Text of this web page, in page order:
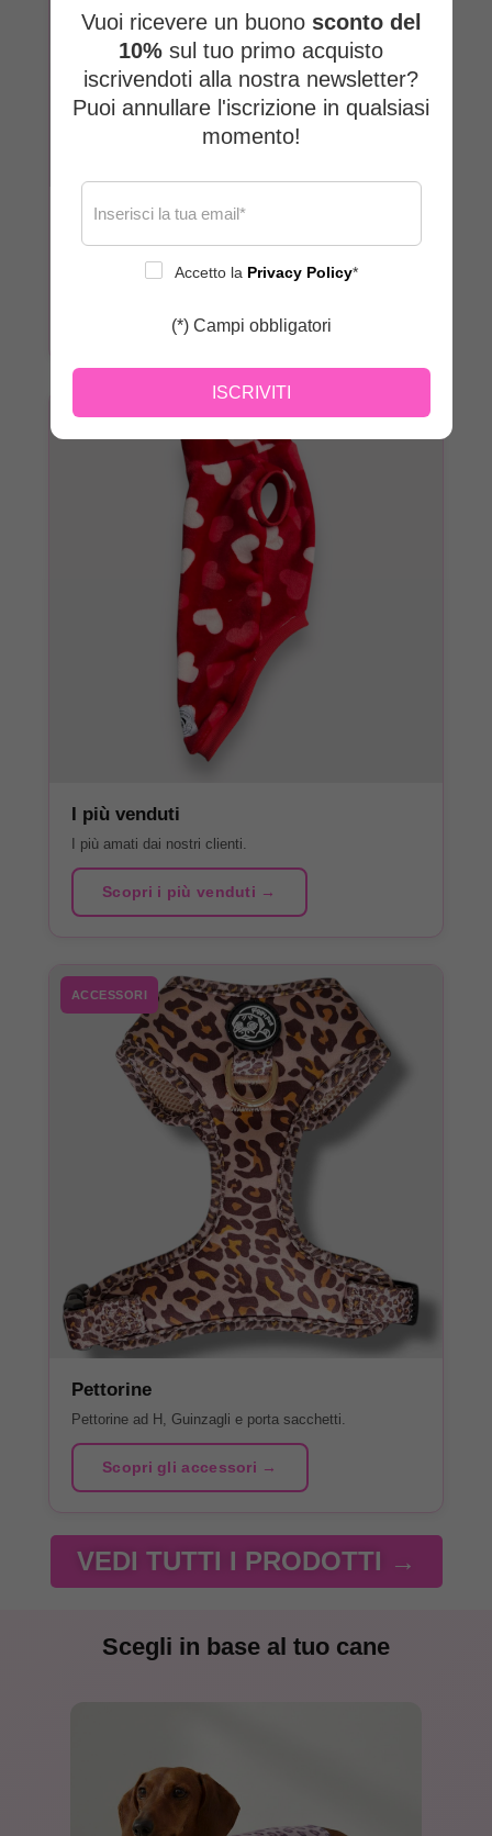
Felpe
Felpe comode con vestibilità studiata per fisicità
Scopri i capi →
BEST SELLER
I più venduti
I più amati dai nostri clienti.
Scopri i più venduti →
ACCESSORI
Pettorine
Pettorine ad H, Guinzagli e porta sacchetti.
Scopri gli accessori →
VEDI TUTTI I PRODOTTI →
Scegli in base al tuo cane
Vuoi ricevere un buono sconto del
10% sul tuo primo acquisto
iscrivendoti alla nostra newsletter?
Puoi annullare l'iscrizione in qualsiasi
momento!
Accetto la Privacy Policy*
(*) Campi obbligatori
ISCRIVITI